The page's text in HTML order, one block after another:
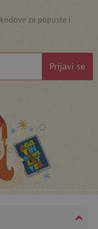
za popuste i
Prijavi se
www.agatinsvijet.hr